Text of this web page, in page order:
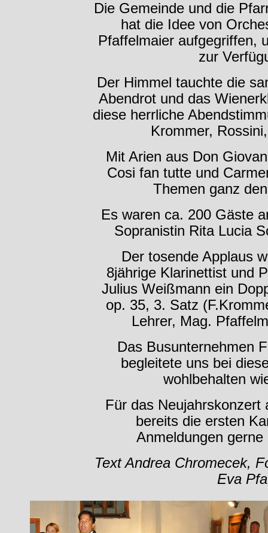
Die Gemeinde und die
hat die Idee von
Pfaffelmaier aufgegriffen,
zur
Der Himmel tauchte die
Abendrot und das
diese herrliche
Krommer,
Mit Arien aus Don
Cosi fan tutte und
Themen ganz
Es waren ca. 200 Gäste
Sopranistin Rita Lucia
Der tosende Applaus
8jährige Klarinettist und
Julius Weißmann ein
op. 35, 3. Satz
Lehrer, Mag.
Das Busunternehmen
begleitete uns bei
wohlbehalten
Für das Neujahrskonzert
bereits die ersten
Anmeldungen
Text Andrea Chromecek,
Eva